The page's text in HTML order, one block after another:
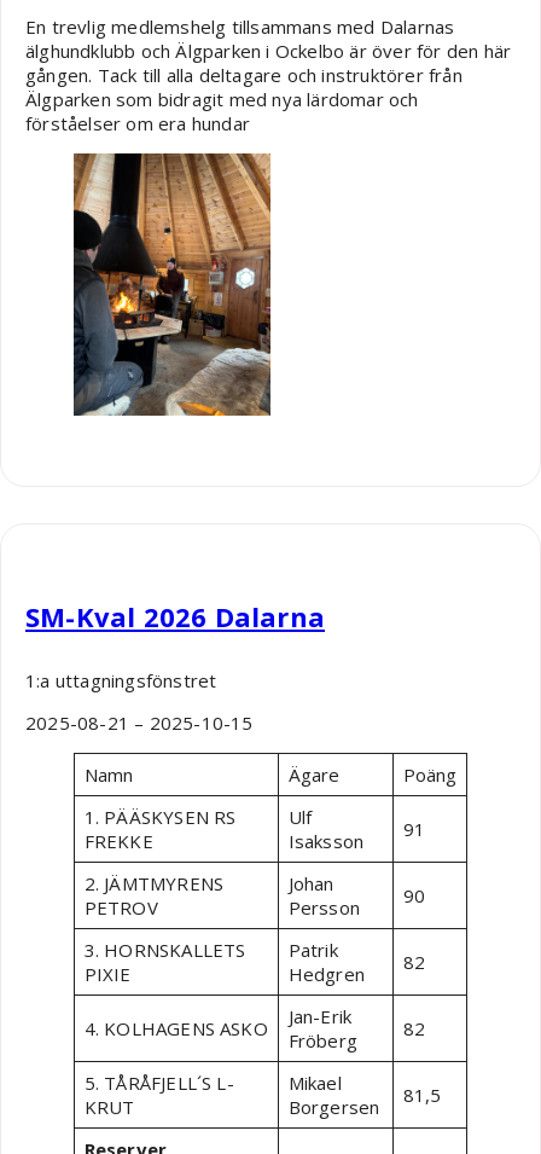
En trevlig medlemshelg tillsammans med Dalarnas
älghundklubb och Älgparken i Ockelbo är över för den här
gången. Tack till alla deltagare och instruktörer från
Älgparken som bidragit med nya lärdomar och
förståelser om era hundar
SM-Kval 2026 Dalarna
1:a uttagningsfönstret
2025-08-21 – 2025-10-15
Namn Ägare
Poäng
1. PÄÄSKYSEN RS
FREKKE
Ulf
Isaksson
91
2. JÄMTMYRENS
PETROV
Johan
Persson
90
3. HORNSKALLETS
PIXIE
Patrik
Hedgren
82
4. KOLHAGENS ASKO
Jan-Erik
Fröberg
82
5. TÅRÅFJELL´S L-
KRUT
Mikael
Borgersen
81,5